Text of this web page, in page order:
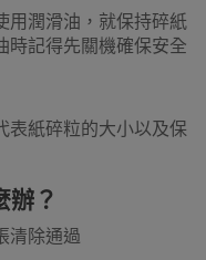
用潤滑油，就保持碎紙
時記得先關機確保安全
表紙碎粒的大小以及保
辦？
清除通過